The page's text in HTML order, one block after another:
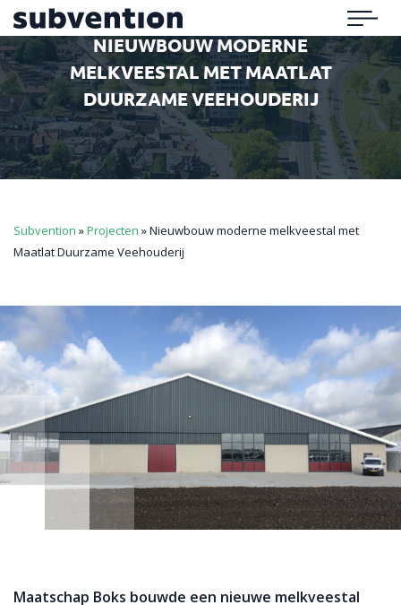
Subvention Menu
NIEUWBOUW MODERNE
MELKVEESTAL MET MAATLAT
DUURZAME VEEHOUDERIJ
Subvention »Projecten »Nieuwbouw moderne melkveestal met
Maatlat Duurzame Veehouderij
Maatschap Boks bouwde een nieuwe melkveestal